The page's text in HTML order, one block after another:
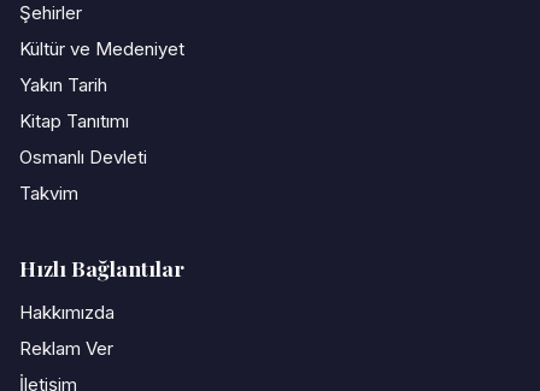
Şehirler
Kültür ve Medeniyet
Yakın Tarih
Kitap Tanıtımı
Osmanlı Devleti
Takvim
Hızlı Bağlantılar
Hakkımızda
Reklam Ver
İletişim